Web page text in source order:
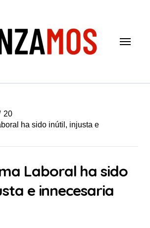
20
ha sido inútil, injusta e
Laboral ha sido
e innecesaria